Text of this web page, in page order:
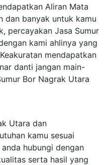
Aliran Mata
dan banyak untuk kamu
percayakan Jasa Sumur
kami ahlinya yang
mendapatkan
danti jangan main-
Bor Nagrak Utara
Utara dan
kamu sesuai
hubungi dengan
serta hasil yang